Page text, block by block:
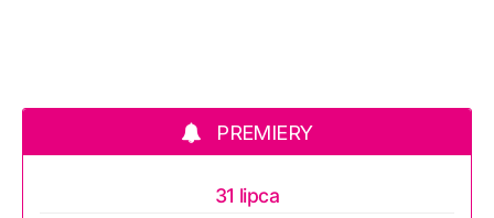
PREMIERY
31 lipca